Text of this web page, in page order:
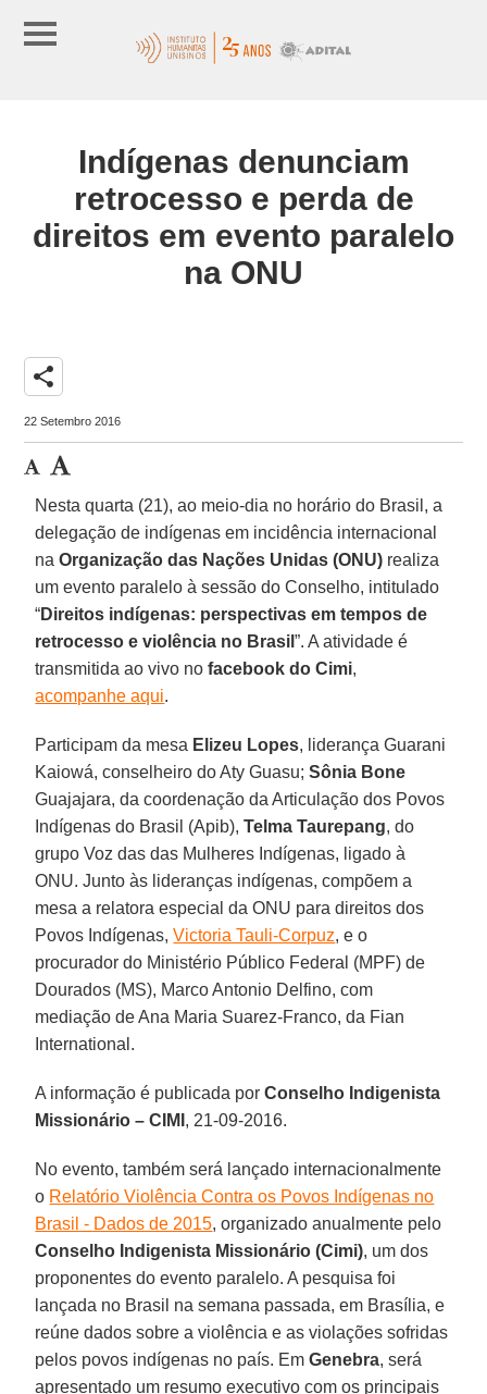
Indígenas denunciam
retrocesso e perda de
direitos em evento paralelo
na ONU
share
22 Setembro 2016
Nesta quarta (21), ao meio-dia no horário do Brasil, a
delegação de indígenas em incidência internacional
naOrganização das Nações Unidas (ONU) realiza
um evento paralelo à sessão do Conselho, intitulado
“Direitos indígenas: perspectivas em tempos de
retrocesso e violência no Brasil”. A atividade é
transmitida ao vivo nofacebook do Cimi,
acompanhe aqui.
Participam da mesa Elizeu Lopes, liderança Guarani
Kaiowá, conselheiro do Aty Guasu; Sônia Bone
Guajajara, da coordenação da Articulação dos Povos
Indígenas do Brasil (Apib),Telma Taurepang, do
grupo Voz das das Mulheres Indígenas, ligado à
ONU. Junto às lideranças indígenas, compõem a
mesa a relatora especial da ONU para direitos dos
Povos Indígenas, Victoria Tauli-Corpuz, e o
procurador do Ministério Público Federal (MPF) de
Dourados (MS), Marco Antonio Delfino, com
mediação de Ana Maria Suarez-Franco, da Fian
International.
A informação é publicada porConselho Indigenista
Missionário – CIMI , 21-09-2016.
No evento, também será lançado internacionalmente
o Relatório Violência Contra os Povos Indígenas no
Brasil - Dados de 2015, organizado anualmente pelo
Conselho Indigenista Missionário (Cimi), um dos
proponentes do evento paralelo. A pesquisa foi
lançada no Brasil na semana passada, em Brasília, e
reúne dados sobre a violência e as violações sofridas
pelos povos indígenas no país. EmGenebra, será
apresentado um resumo executivo com os principais